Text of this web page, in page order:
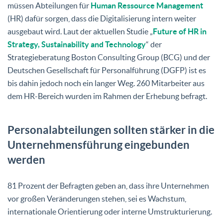
müssen Abteilungen für Human Ressource Management
(HR) dafür sorgen, dass die Digitalisierung intern weiter
ausgebaut wird. Laut der aktuellen Studie „Future of HR in
Strategy, Sustainability and Technology“ der
Strategieberatung Boston Consulting Group (BCG) und der
Deutschen Gesellschaft für Personalführung (DGFP) ist es
bis dahin jedoch noch ein langer Weg. 260 Mitarbeiter aus
dem HR-Bereich wurden im Rahmen der Erhebung befragt.
Personalabteilungen sollten stärker in die
Unternehmensführung eingebunden
werden
81 Prozent der Befragten geben an, dass ihre Unternehmen
vor großen Veränderungen stehen, sei es Wachstum,
internationale Orientierung oder interne Umstrukturierung.